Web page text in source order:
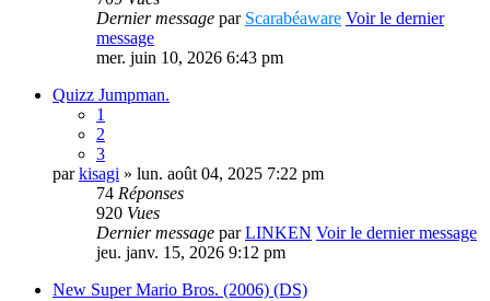
Dernier message par Scarabéaware Voir le dernier
message
mer. juin 10, 2026 6:43 pm
Quizz Jumpman.
1
2
3
parkisagi » lun. août 04, 2025 7:22 pm
74 Réponses
920 Vues
Dernier message parLINKEN Voir le dernier message
jeu. janv. 15, 2026 9:12 pm
New Super Mario Bros. (2006) (DS)